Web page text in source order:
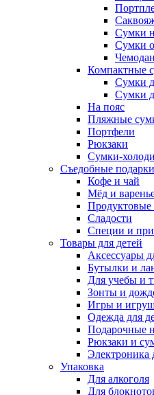
Сумки
Сумки
Компактные
Сумки
Сумки
На пояс
Пляжные
Портфели
Рюкзаки
Сумки-
Съедобные подарки
Кофе и чай
Мёд и
Продуктовые
Сладости
Специи и
Товары для детей
Аксессуары
Бутылки и
Для учебы и
Зонты и
Игры и
Одежда для
Подарочные
Рюкзаки и
Электроника
Упаковка
Для алкоголя
Для